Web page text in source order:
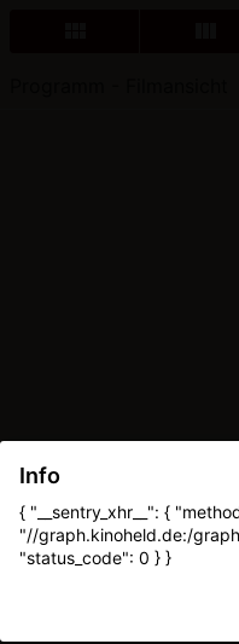
Info
{ "__sentry_xhr__": {
"//graph.kinoheld.de:/
"status_code": 0 } }